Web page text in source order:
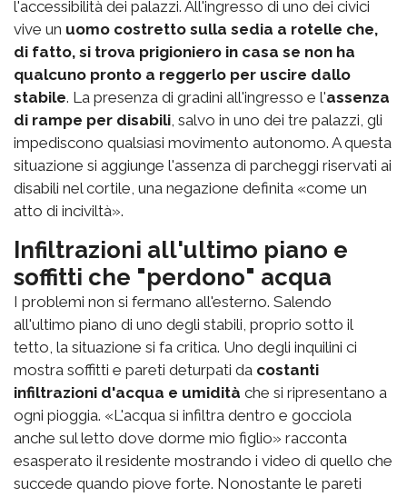
l'accessibilità dei palazzi. All'ingresso di uno dei civici
vive un uomo costretto sulla sedia a rotelle che,
di fatto, si trova prigioniero in casa se non ha
qualcuno pronto a reggerlo per uscire dallo
stabile. La presenza di gradini all'ingresso e l'assenza
di rampe per disabili, salvo in uno dei tre palazzi, gli
impediscono qualsiasi movimento autonomo. A questa
situazione si aggiunge l'assenza di parcheggi riservati ai
disabili nel cortile, una negazione definita «come un
atto di inciviltà».
Infiltrazioni all'ultimo piano e
soffitti che "perdono" acqua
I problemi non si fermano all'esterno. Salendo
all'ultimo piano di uno degli stabili, proprio sotto il
tetto, la situazione si fa critica. Uno degli inquilini ci
mostra soffitti e pareti deturpati da costanti
infiltrazioni d'acqua e umidità che si ripresentano a
ogni pioggia. «L'acqua si infiltra dentro e gocciola
anche sul letto dove dorme mio figlio» racconta
esasperato il residente mostrando i video di quello che
succede quando piove forte. Nonostante le pareti